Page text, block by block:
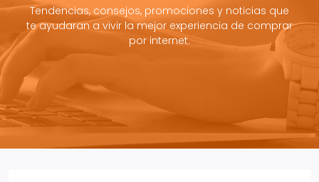
Tendencias, consejos, promociones y noticias que
te ayudaran a vivir la mejor experiencia de comprar
por internet.